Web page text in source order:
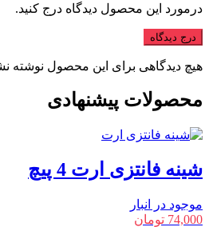
درمورد این محصول دیدگاه درج کنید.
درج دیدگاه
هیچ دیدگاهی برای این محصول نوشته
محصولات پیشنهادی
شینه فانتزی ارت 4 پیچ
موجود در انبار
74,000 تومان